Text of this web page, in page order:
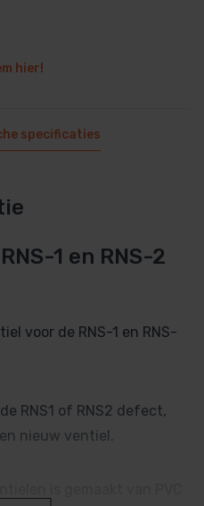
hier!
specificaties
1 en RNS-2
voor de RNS-1 en RNS-
RNS1 of RNS2 defect,
nieuw ventiel.